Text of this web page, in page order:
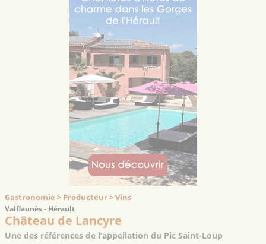
Gastronomie > Producteur > Vins
Valflaunès - Hérault
Château de Lancyre
Une des références de l’appellation du Pic Saint-Loup